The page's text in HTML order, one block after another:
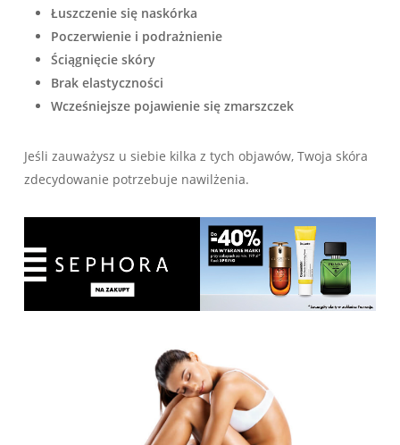
Łuszczenie się naskórka
Poczerwienie i podrażnienie
Ściągnięcie skóry
Brak elastyczności
Wcześniejsze pojawienie się zmarszczek
Jeśli zauważysz u siebie kilka z tych objawów, Twoja skóra
zdecydowanie potrzebuje nawilżenia.